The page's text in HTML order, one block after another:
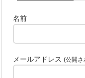
名前
メールアドレス(公開さ